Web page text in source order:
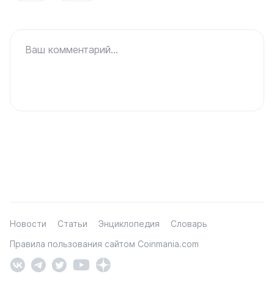
Ваш комментарий...
Новости Статьи Энциклопедия
Словарь
Правила пользования сайтом Coinmania.com